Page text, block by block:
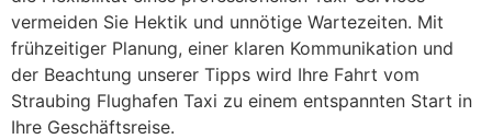
vermeiden Sie Hektik und unnötige Wartezeiten. Mit
frühzeitiger Planung, einer klaren Kommunikation und
der Beachtung unserer Tipps wird Ihre Fahrt vom
Straubing Flughafen Taxi zu einem entspannten Start in
Ihre Geschäftsreise.